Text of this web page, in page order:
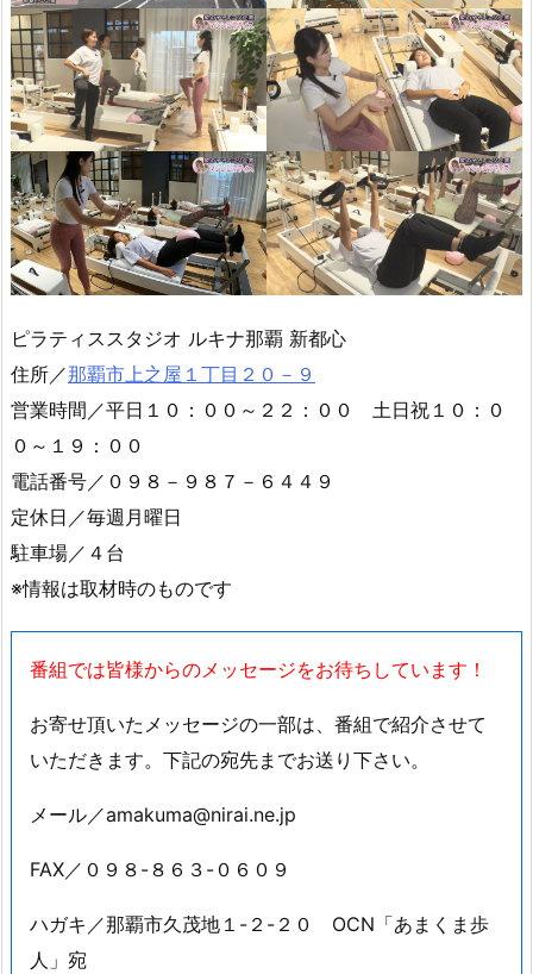
ピラティススタジオ ルキナ那覇 新都心
住所／那覇市上之屋１丁目２０－９
営業時間／平日１０：００～２２：００ 土日祝１０：０
０～１９：００
電話番号／０９８－９８７－６４４９
定休日／毎週月曜日
駐車場／４台
※情報は取材時のものです
番組では皆様からのメッセージをお待ちしています！
お寄せ頂いたメッセージの一部は、番組で紹介させて
いただきます。下記の宛先までお送り下さい。
メール／amakuma@nirai.ne.jp
FAX／０９８-８６３-０６０９
ハガキ／那覇市久茂地１-２-２０ OCN「あまくま歩
人」宛